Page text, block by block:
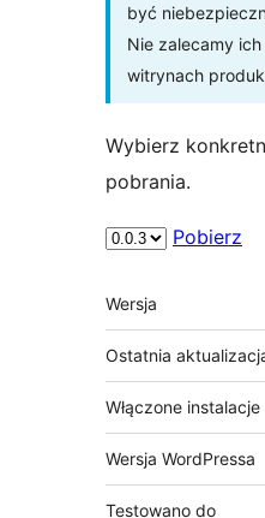
być
Nie zalecamy
witrynach
Wybierz
pobrania.
Pobierz
Meta
Wersja
Ostatnia
Włączone instalacje
Wersja WordPressa
Testowano do